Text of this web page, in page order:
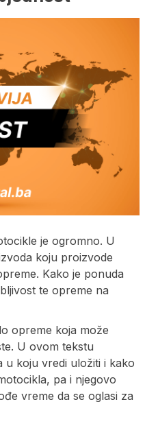
je ogromno. U
koju proizvode
Kako je ponuda
te opreme na
opreme koja može
U ovom tekstu
u koju vredi uložiti i kako
pa i njegovo
vreme da se oglasi za